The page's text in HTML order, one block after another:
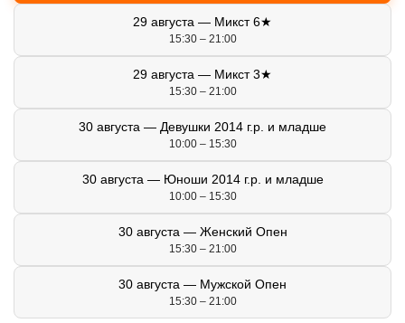
29 августа — Микст 6★
15:30 – 21:00
29 августа — Микст 3★
15:30 – 21:00
30 августа — Девушки 2014 г.р. и младше
10:00 – 15:30
30 августа — Юноши 2014 г.р. и младше
10:00 – 15:30
30 августа — Женский Опен
15:30 – 21:00
30 августа — Мужской Опен
15:30 – 21:00